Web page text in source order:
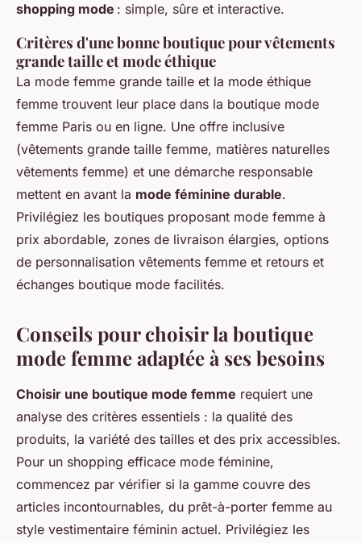
shopping mode : simple, sûre et interactive.
Critères d'une bonne boutique pour vêtements
grande taille et mode éthique
La mode femme grande taille et la mode éthique
femme trouvent leur place dans la boutique mode
femme Paris ou en ligne. Une offre inclusive
(vêtements grande taille femme, matières naturelles
vêtements femme) et une démarche responsable
mettent en avant la mode féminine durable.
Privilégiez les boutiques proposant mode femme à
prix abordable, zones de livraison élargies, options
de personnalisation vêtements femme et retours et
échanges boutique mode facilités.
Conseils pour choisir la boutique
mode femme adaptée à ses besoins
Choisir une boutique mode femme requiert une
analyse des critères essentiels : la qualité des
produits, la variété des tailles et des prix accessibles.
Pour un shopping efficace mode féminine,
commencez par vérifier si la gamme couvre des
articles incontournables, du prêt-à-porter femme au
style vestimentaire féminin actuel. Privilégiez les